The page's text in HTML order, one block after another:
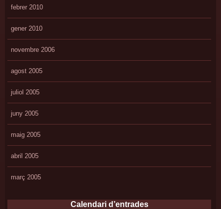
febrer 2010
gener 2010
novembre 2006
agost 2005
juliol 2005
juny 2005
maig 2005
abril 2005
març 2005
Calendari d’entrades